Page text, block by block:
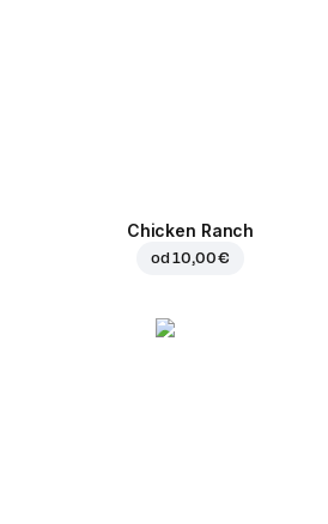
Chicken Ranch
od10,00 €